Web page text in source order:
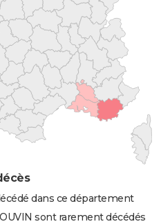
dans ce département
sont rarement décédés